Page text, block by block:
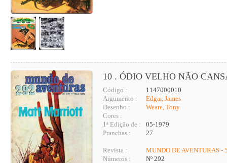
10 . ÓDIO VELHO NÃO
Código :
1147000010
Argumento :
Edgar, James
Desenho :
Weare, Tony
Cores :
1ª Edição de :
05-1979
Pranchas :
27
Revista :
MUNDO DE AVENTURAS -
Números :
Nº 292